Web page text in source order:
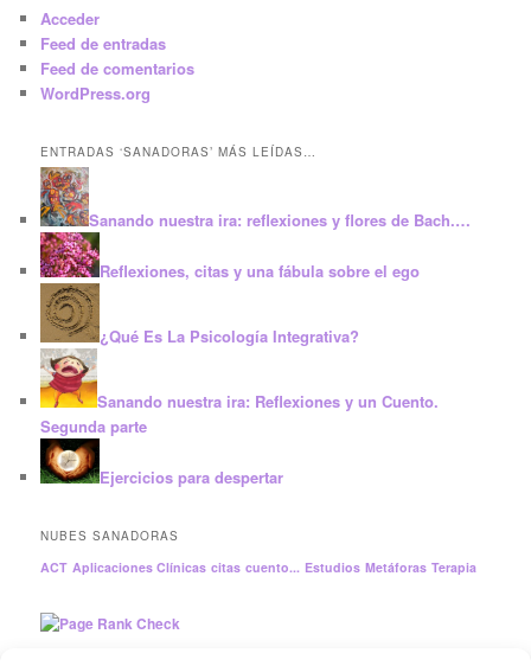
Acceder
Feed de entradas
Feed de comentarios
WordPress.org
ENTRADAS ‘SANADORAS’ MÁS LEÍDAS…
Sanando nuestra ira: reflexiones y flores de Bach.…
Reflexiones, citas y una fábula sobre el ego
¿Qué Es La Psicología Integrativa?
Sanando nuestra ira: Reflexiones y un Cuento.
Segunda parte
Ejercicios para despertar
NUBES SANADORAS
ACT Aplicaciones Clínicas citas cuento... Estudios Metáforas Terapia